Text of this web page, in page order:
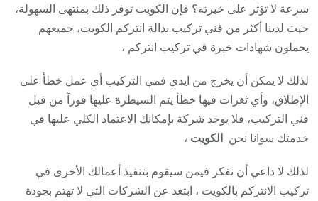
سرعة لا تؤثر على خبرته؟ فإن الكويت توفر ذلك بمنتهى السهولة،
حيث لدينا أكثر من فني تركيب بدالة انتركم الكويت، جميعهم
يحملون شهادات خبرة في تركيب انتركم ،
لذلك لا يمكن أن يخرج من ايدي فمي التركيب أي عمل خطأ على
الإطلاق، وأي ثغرات فيها خطأ يتم السيطرة عليها فوراً من قبل
فني التركيب، فلا يوجد شركة بإمكانك الاعتماد الكلي عليها في
خدمتك سوانا نحن الكويت ،
لذلك لا داعي أن نفكر فيمن سيقوم بتنفيذ أعمالك الأخرى في
تركيب الانتركم بالكويت ، ابتعد عن الشركات التي لا تهتم بجودة